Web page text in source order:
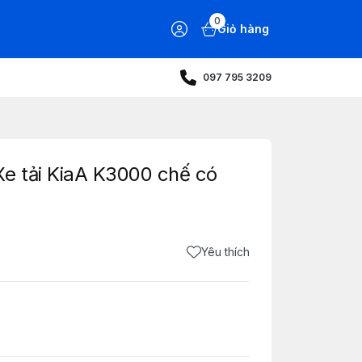
0
Giỏ hàng
097 795 3209
tải KiaA K3000 chế có
Yêu thích